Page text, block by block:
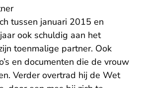
tussen januari 2015 en
ook schuldig aan het
toenmalige partner. Ook
en documenten die de vrouw
Verder overtrad hij de Wet